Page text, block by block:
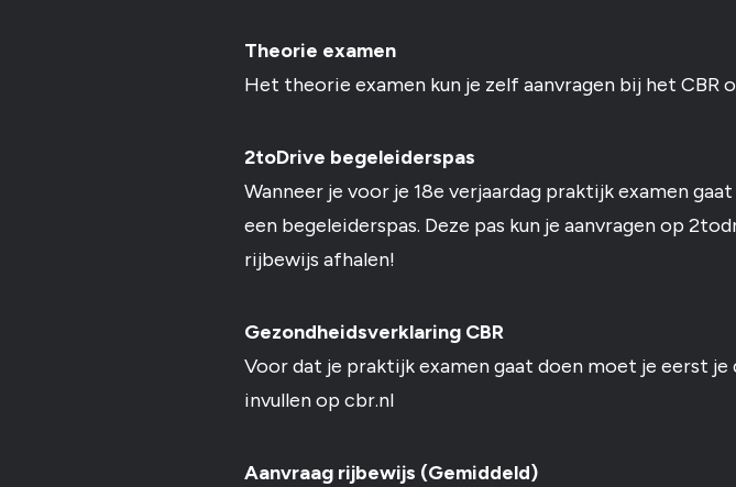
Theorie examen
Het theorie examen kun je zelf aanvragen bij het CBR
2toDrive begeleiderspas
Wanneer je voor je 18e verjaardag praktijk examen
een begeleiderspas. Deze pas kun je aanvragen op
rijbewijs afhalen!
Gezondheidsverklaring CBR
Voor dat je praktijk examen gaat doen moet je eerst
invullen op cbr.nl
Aanvraag rijbewijs (Gemiddeld)